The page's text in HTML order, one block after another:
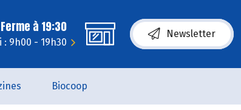
à 19:30
: 9h00 - 19h30
Newsletter
Biocoop